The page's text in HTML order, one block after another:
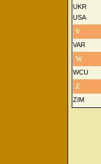
UKR
USA
V
VAR
W
WCU
Z
ZIM